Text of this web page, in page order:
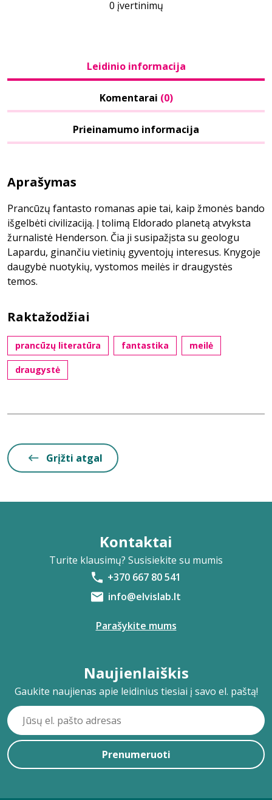
0 įvertinimų
Leidinio informacija
Komentarai (0)
Prieinamumo informacija
Aprašymas
Prancūzų fantasto romanas apie tai, kaip žmonės bando
išgelbėti civilizaciją. Į tolimą Eldorado planetą atvyksta
žurnalistė Henderson. Čia ji susipažįsta su geologu
Lapardu, ginančiu vietinių gyventojų interesus. Knygoje
daugybė nuotykių, vystomos meilės ir draugystės
temos.
Raktažodžiai
prancūzų literatūra fantastika meilė
draugystė
Grįžti atgal
Kontaktai
Turite klausimų? Susisiekite su mumis
+370 667 80 541
info@elvislab.lt
Parašykite mums
Naujienlaiškis
Gaukite naujienas apie leidinius tiesiai į savo el. paštą!
Prenumeruoti